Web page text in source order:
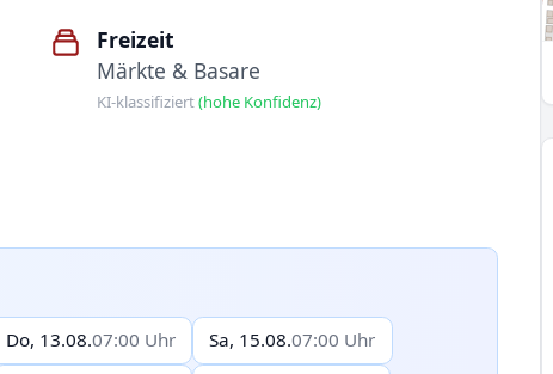
Freizeit
Märkte & Basare
KI-klassifiziert(hohe Konfidenz)
Do, 13.08.07:00 Uhr Sa, 15.08.07:00 Uhr